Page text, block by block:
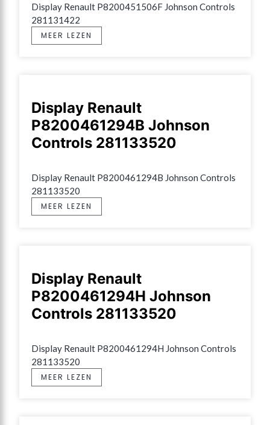
Display Renault P8200451506F Johnson Controls
281131422
MEER LEZEN
Display Renault
P8200461294B Johnson
Controls 281133520
Display Renault P8200461294B Johnson Controls
281133520
MEER LEZEN
Display Renault
P8200461294H Johnson
Controls 281133520
Display Renault P8200461294H Johnson Controls
281133520
MEER LEZEN